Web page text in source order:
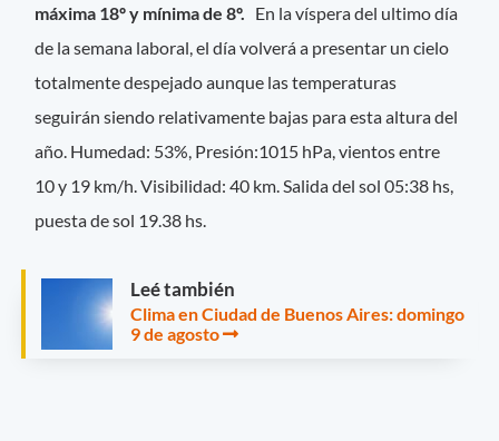
máxima 18º y mínima de 8º. En la víspera del ultimo día
de la semana laboral, el día volverá a presentar un cielo
totalmente despejado aunque las temperaturas
seguirán siendo relativamente bajas para esta altura del
año. Humedad: 53%, Presión:1015 hPa, vientos entre
10 y 19 km/h. Visibilidad: 40 km. Salida del sol 05:38 hs,
puesta de sol 19.38 hs.
Leé también
Clima en Ciudad de Buenos Aires: domingo
9 de agosto